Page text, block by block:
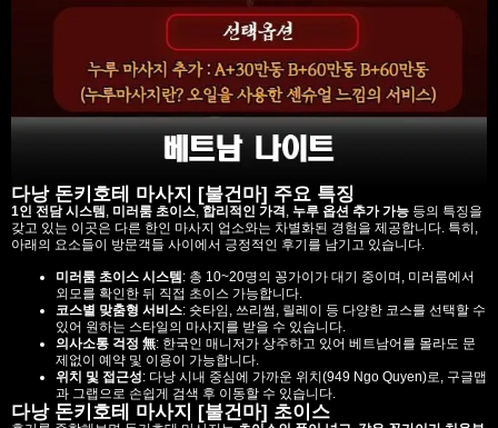
다낭 돈키호테 마사지 [불건마] 주요 특징
1인 전담 시스템 미러룸 초이스 합리적인 가격 누루 옵션 추가 가능 등의 특징을
갖고 있는 이곳은 다른 한인 마사지 업소와는 차별화된 경험을 제공합니다. 특히,
아래의 요소들이 방문객들 사이에서 긍정적인 후기를 남기고 있습니다.
미러룸 초이스 시스템 : 총 10~20명의 꽁가이가 대기 중이며, 미러룸에서
외모를 확인한 뒤 직접 초이스 가능합니다.
코스별 맞춤형 서비스: 숏타임, 쓰리썸, 릴레이 등 다양한 코스를 선택할 수
있어 원하는 스타일의 마사지를 받을 수 있습니다.
의사소통 걱정 無: 한국인 매니저가 상주하고 있어 베트남어를 몰라도 문
제없이 예약 및 이용이 가능합니다.
위치 및 접근성: 다낭 시내 중심에 가까운 위치(949 Ngo Quyen)로, 구글맵
과 그랩으로 손쉽게 검색 후 이동할 수 있습니다.
다낭 돈키호테 마사지 [불건마] 초이스